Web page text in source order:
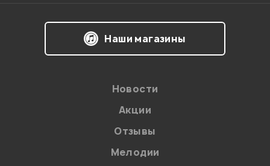
Наши магазины
Новости
Акции
Отзывы
Мелодии